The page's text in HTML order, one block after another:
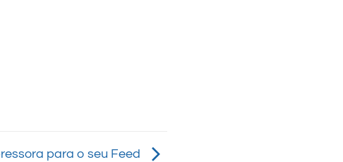
para o seu Feed